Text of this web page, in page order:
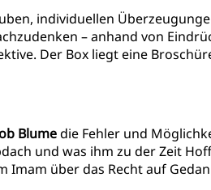
individuellen
– anhand von
Der Box liegt eine
Blumedie Fehler und
und was ihm zu der Zeit
über das Recht auf